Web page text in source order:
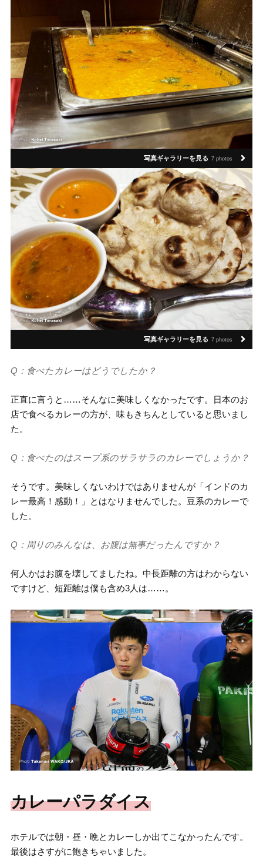
写真ギャラリーを見る 7 photos
写真ギャラリーを見る 7 photos
Q：食べたカレーはどうでしたか？
正直に言うと……そんなに美味しくなかったです。日本のお
店で食べるカレーの方が、味もきちんとしていると思いまし
た。
Q：食べたのはスープ系のサラサラのカレーでしょうか？
そうです。美味しくないわけではありませんが「インドのカ
レー最高！感動！」とはなりませんでした。豆系のカレーで
した。
Q：周りのみんなは、お腹は無事だったんですか？
何人かはお腹を壊してましたね。中長距離の方はわからない
ですけど、短距離は僕も含め3人は……。
カレーパラダイス
ホテルでは朝・昼・晩とカレーしか出てこなかったんです。
最後はさすがに飽きちゃいました。